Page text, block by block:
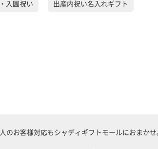
入園祝い 出産内祝い名入れギフト
のお客様対応もシャディギフトモールにおまかせ